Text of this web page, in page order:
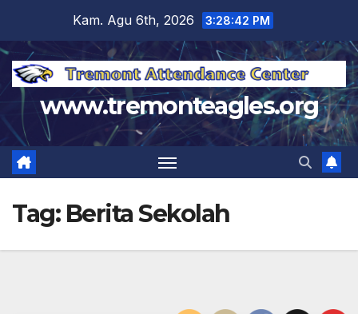
content
Kam. Agu 6th, 2026 3:28:43 PM
www.tremonteagles.org
Tag: Berita Sekolah